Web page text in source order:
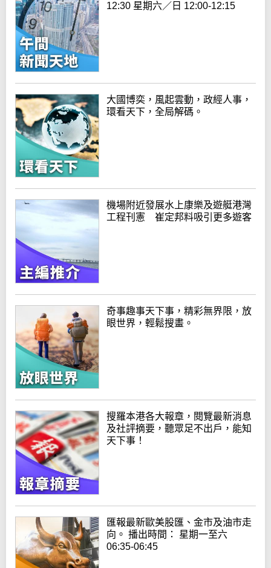
12:30 星期六／日 12:00-12:15
大國博奕，風起雲動，政經人事，
環看天下，全局解碼。
機場附近發展水上康樂及遊艇港灣
工程刊憲 崔定邦料吸引更多遊客
奇事趣事天下事，精彩無界限，放
眼世界，輕鬆搜畫。
搜羅本港各大報章，閱覽最新消息
及社評摘要，聽眾足不出戶，能知
天下事！
匯報最新歐美股匯、金市及油市走
向。 播出時間： 星期一至六
06:35-06:45